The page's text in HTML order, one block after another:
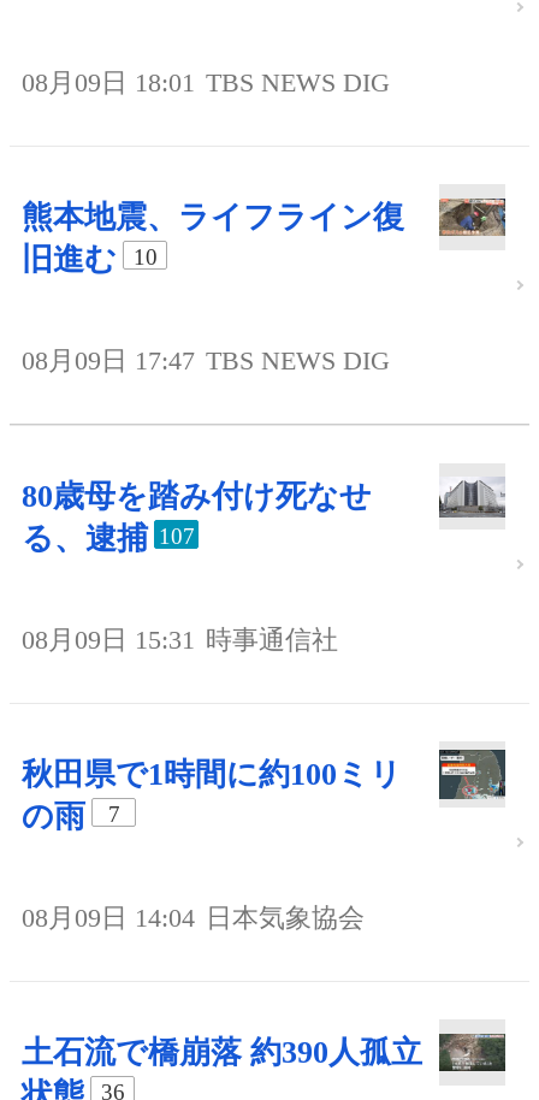
08月09日 18:01 TBS NEWS DIG
熊本地震、ライフライン復
旧進む
10
08月09日 17:47 TBS NEWS DIG
80歳母を踏み付け死なせ
る、逮捕 107
08月09日 15:31 時事通信社
秋田県で1時間に約100ミリ
の雨
7
08月09日 14:04 日本気象協会
土石流で橋崩落 約390人孤立
36